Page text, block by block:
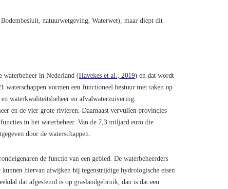
natuurwetgeving, Waterwet), maar diept dit
waterbeheer in Nederland (Havekes et al., 2019) en dat wordt
waterschappen vormen een functioneel bestuur met taken op
waterkwaliteitsbeheer en afvalwaterzuivering.
en de vier grote rivieren. Daarnaast vervullen provincies
in het waterbeheer. Van de 7,3 miljard euro die
door de waterschappen.
de functie van een gebied. De waterbeheerders
hiervan afwijken bij tegenstrijdige hydrologische eisen
dat afgestemd is op graslandgebruik, dan is dat een